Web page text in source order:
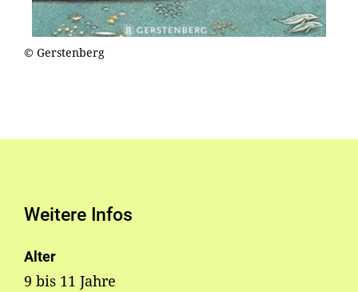
© Gerstenberg
Weitere Infos
Alter
9 bis 11 Jahre